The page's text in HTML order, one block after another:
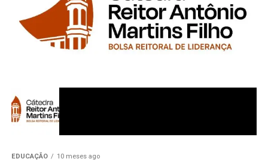
EDUCAÇÃO 10 meses ago